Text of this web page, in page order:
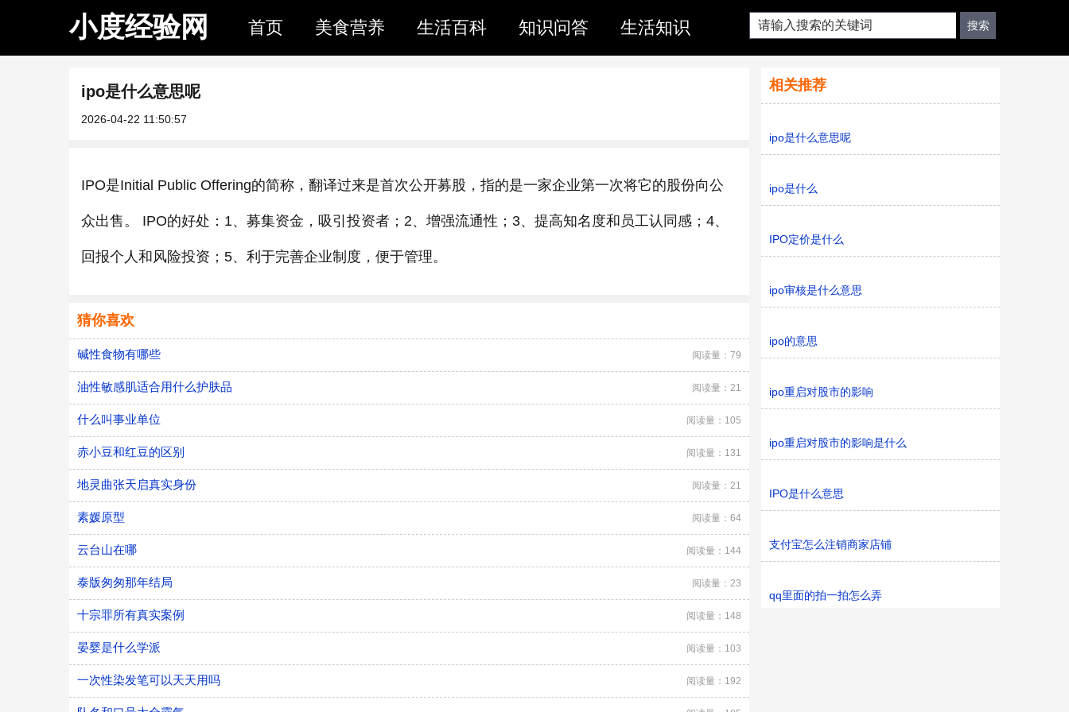
小度经验网 首页 美食营养 生活百科 知识问答 生活知识
ipo是什么意思呢
2026-04-22 11:50:57
IPO是Initial Public Offering的简称，翻译过来是首次公开募股，指的是一家企业第一次将它的股份向公
众出售。 IPO的好处：1、募集资金，吸引投资者；2、增强流通性；3、提高知名度和员工认同感；4、
回报个人和风险投资；5、利于完善企业制度，便于管理。
猜你喜欢
碱性食物有哪些 阅读量：79
油性敏感肌适合用什么护肤品 阅读量：21
什么叫事业单位 阅读量：105
赤小豆和红豆的区别 阅读量：131
地灵曲张天启真实身份 阅读量：21
素媛原型 阅读量：64
云台山在哪 阅读量：144
泰版匆匆那年结局 阅读量：23
十宗罪所有真实案例 阅读量：148
晏婴是什么学派 阅读量：103
一次性染发笔可以天天用吗 阅读量：192
相关推荐
ipo是什么意思呢
ipo是什么
IPO定价是什么
ipo审核是什么意思
ipo的意思
ipo重启对股市的影响
ipo重启对股市的影响是什么
IPO是什么意思
支付宝怎么注销商家店铺
qq里面的拍一拍怎么弄